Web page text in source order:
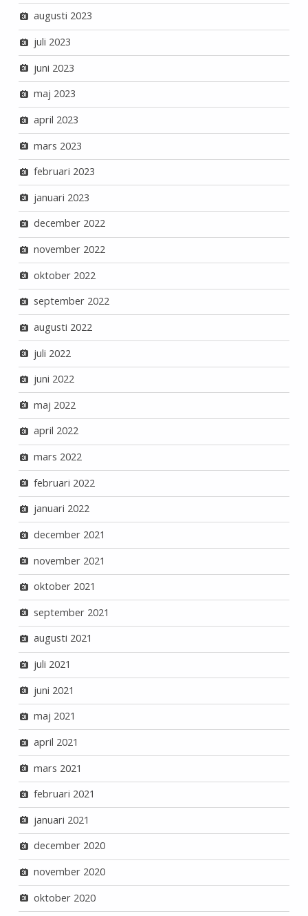
augusti 2023
juli 2023
juni 2023
maj 2023
april 2023
mars 2023
februari 2023
januari 2023
december 2022
november 2022
oktober 2022
september 2022
augusti 2022
juli 2022
juni 2022
maj 2022
april 2022
mars 2022
februari 2022
januari 2022
december 2021
november 2021
oktober 2021
september 2021
augusti 2021
juli 2021
juni 2021
maj 2021
april 2021
mars 2021
februari 2021
januari 2021
december 2020
november 2020
oktober 2020